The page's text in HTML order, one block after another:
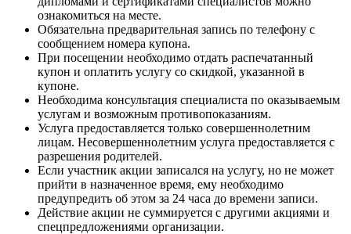
ознакомиться на месте.
Обязательна предварительная запись по телефону с
сообщением номера купона.
При посещении необходимо отдать распечатанный
купон и оплатить услугу со скидкой, указанной в
купоне.
Необходима консультация специалиста по оказываемым
услугам и возможным противопоказаниям.
Услуга предоставляется только совершеннолетним
лицам. Несовершеннолетним услуга предоставляется с
разрешения родителей.
Если участник акции записался на услугу, но не может
прийти в назначенное время, ему необходимо
предупредить об этом за 24 часа до времени записи.
Действие акции не суммируется с другими акциями и
спецпредложениями организации.